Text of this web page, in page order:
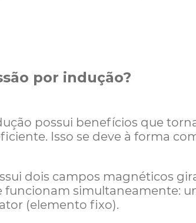
por indução?
possui benefícios que
Isso se deve à forma
dois campos magnéticos
funcionam simultaneamente:
(elemento fixo).